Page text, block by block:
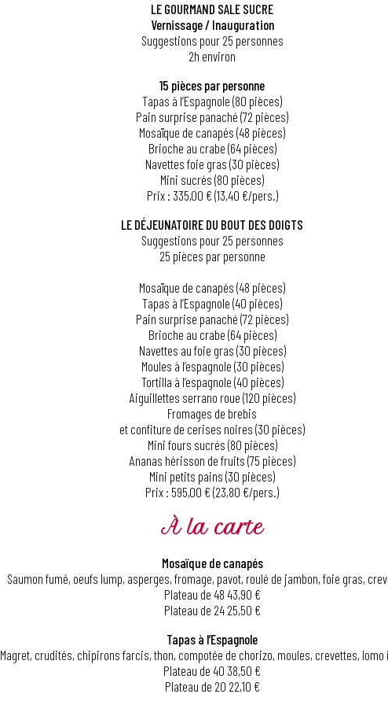
LE GOURMAND SALE SUCRE
Vernissage / Inauguration
Suggestions pour 25 personnes
2h environ
15 pièces par personne
Tapas à l’Espagnole (80 pièces)
Pain surprise panaché (72 pièces)
Mosaïque de canapés (48 pièces)
Brioche au crabe (64 pièces)
Navettes foie gras (30 pièces)
Mini sucrés (80 pièces)
Prix : 335,00 € (13,40 €/pers.)
LE DÉJEUNATOIRE DU BOUT DES DOIGTS
Suggestions pour 25 personnes
25 pièces par personne
Mosaïque de canapés (48 pièces)
Tapas à l’Espagnole (40 pièces)
Pain surprise panaché (72 pièces)
Brioche au crabe (64 pièces)
Navettes au foie gras (30 pièces)
Moules à l’espagnole (30 pièces)
Tortilla à l’espagnole (40 pièces)
Aiguillettes serrano roue (120 pièces)
Fromages de brebis
et confiture de cerises noires (30 pièces)
Mini fours sucrés (80 pièces)
Ananas hérisson de fruits (75 pièces)
Mini petits pains (30 pièces)
Prix : 595,00 € (23,80 €/pers.)
À la carte
Mosaïque de canapés
Saumon fumé, oeufs lump, asperges, fromage, pavot, roulé de jambon, foie gras,
Plateau de 48 43,90 €
Plateau de 24 25,50 €
Tapas à l’Espagnole
Magret, crudités, chipirons farcis, thon, compotée de chorizo, moules, crevettes, lomo
Plateau de 40 38,50 €
Plateau de 20 22,10 €